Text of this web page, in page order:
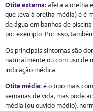
Otite externa:afeta a orelha
que leva à orelha média) e é
de água em banhos de
por exemplo. Por isso,
Os principais sintomas são
naturalmente ou com uso de
indicação médica.
Otite média:é o tipo mais
semanas de vida, mas pode
média (ou ouvido médio),